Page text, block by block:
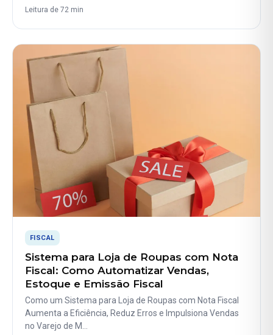
Leitura de 72 min
FISCAL
Sistema para Loja de Roupas com Nota
Fiscal: Como Automatizar Vendas,
Estoque e Emissão Fiscal
Como um Sistema para Loja de Roupas com Nota Fiscal
Aumenta a Eficiência, Reduz Erros e Impulsiona Vendas
no Varejo de M…